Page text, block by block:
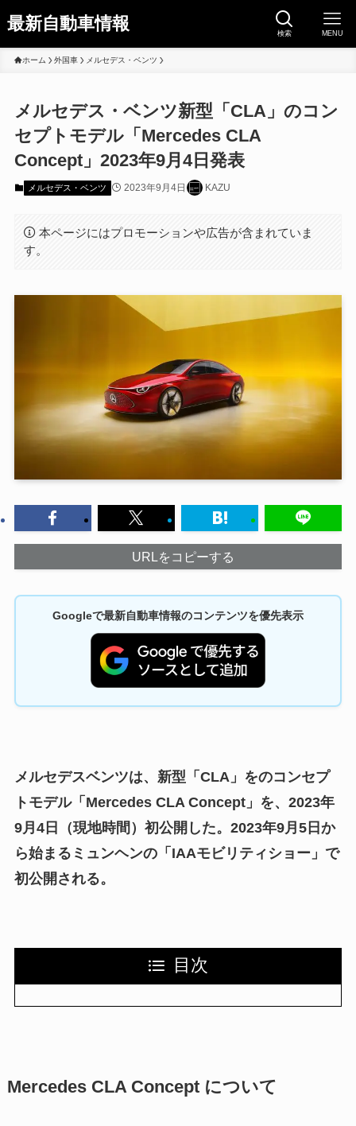
最新自動車情報 検索 MENU
ホーム 外国車 メルセデス・ベンツ
メルセデス・ベンツ新型「CLA」のコン
セプトモデル「Mercedes CLA
Concept」2023年9月4日発表
メルセデス・ベンツ 2023年9月4日 KAZU
本ページにはプロモーションや広告が含まれていま
す。
URLをコピーする
Googleで最新自動車情報のコンテンツを優先表示
メルセデスベンツは、新型「CLA」をのコンセプ
トモデル「Mercedes CLA Concept」を、2023年
9月4日（現地時間）初公開した。2023年9月5日か
ら始まるミュンヘンの「IAAモビリティショー」で
初公開される。
目次
Mercedes CLA Concept について